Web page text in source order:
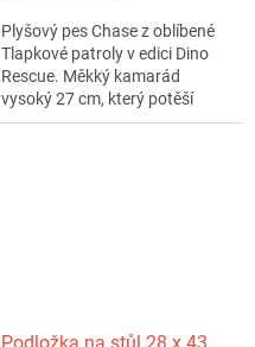
Plyšový pes Chase z oblíbené
Tlapkové patroly v edici Dino
Rescue. Měkký kamarád
vysoký 27 cm, který potěší
každého...